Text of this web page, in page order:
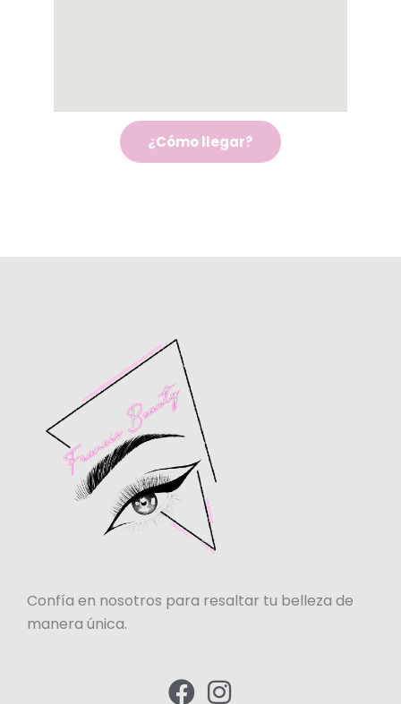
¿Cómo llegar?
Confía en nosotros para resaltar tu belleza de
manera única.
F I